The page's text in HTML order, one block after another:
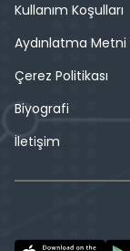
Kullanım Koşulları
Aydınlatma Metni
Çerez Politikası
Biyografi
İletişim